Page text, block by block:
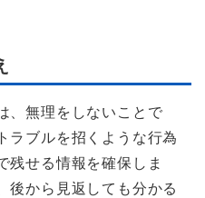
、無理をしないことで
ラブルを招くような行為
残せる情報を確保しま
後から見返しても分かる